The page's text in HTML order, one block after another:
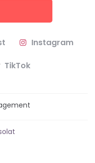
Instagram
TikTok